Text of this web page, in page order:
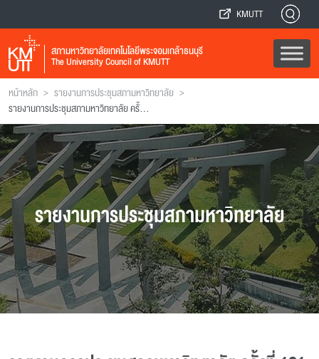
KMUTT
สภามหาวิทยาลัยเทคโนโลยีพระจอมเกล้าธนบุรี
The University Council of KMUTT
หน้าหลัก > รายงานการประชุมสภามหาวิทยาลัย >
รายงานการประชุมสภามหาวิทยาลัย ครั้งที่ 121
รายงานการประชุมสภามหาวิทยาลัย